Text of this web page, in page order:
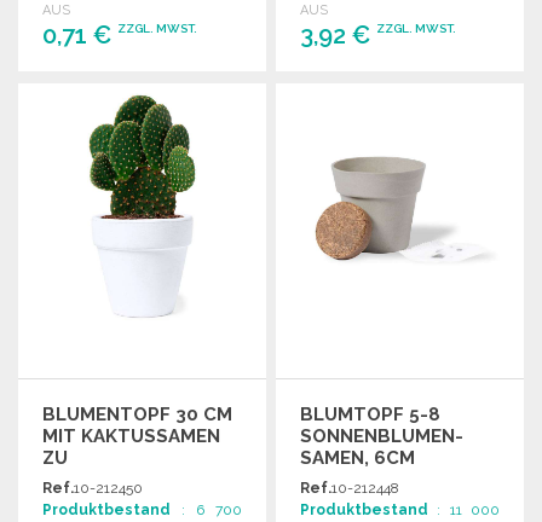
AUS
0,71 € ZZGL. MWST.
Angebot anfordern
AUS
3,92 € ZZGL. MWST.
BLUMENTOPF 30 CM
MIT KAKTUSSAMEN
ZU
GROSSHANDELSPREISEN
Ref.10-212450
Produktbestand : 6 700
BLUMTOPF 5-8
SONNENBLUMEN-
SAMEN, 6CM
Ref.10-212448
Produktbestand : 11 000